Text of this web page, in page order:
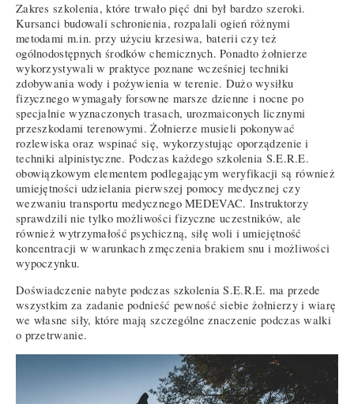
Zakres szkolenia, które trwało pięć dni był bardzo szeroki.
Kursanci budowali schronienia, rozpalali ogień różnymi
metodami m.in. przy użyciu krzesiwa, baterii czy też
ogólnodostępnych środków chemicznych. Ponadto żołnierze
wykorzystywali w praktyce poznane wcześniej techniki
zdobywania wody i pożywienia w terenie. Dużo wysiłku
fizycznego wymagały forsowne marsze dzienne i nocne po
specjalnie wyznaczonych trasach, urozmaiconych licznymi
przeszkodami terenowymi. Żołnierze musieli pokonywać
rozlewiska oraz wspinać się, wykorzystując oporządzenie i
techniki alpinistyczne. Podczas każdego szkolenia S.E.R.E.
obowiązkowym elementem podlegającym weryfikacji są również
umiejętności udzielania pierwszej pomocy medycznej czy
wezwaniu transportu medycznego MEDEVAC. Instruktorzy
sprawdzili nie tylko możliwości fizyczne uczestników, ale
również wytrzymałość psychiczną, siłę woli i umiejętność
koncentracji w warunkach zmęczenia brakiem snu i możliwości
wypoczynku.
Doświadczenie nabyte podczas szkolenia S.E.R.E. ma przede
wszystkim za zadanie podnieść pewność siebie żołnierzy i wiarę
we własne siły, które mają szczególne znaczenie podczas walki
o przetrwanie.